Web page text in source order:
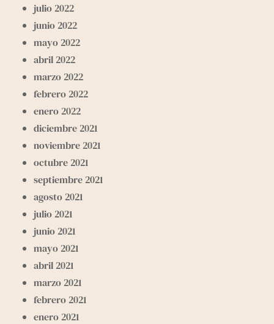
julio 2022
junio 2022
mayo 2022
abril 2022
marzo 2022
febrero 2022
enero 2022
diciembre 2021
noviembre 2021
octubre 2021
septiembre 2021
agosto 2021
julio 2021
junio 2021
mayo 2021
abril 2021
marzo 2021
febrero 2021
enero 2021